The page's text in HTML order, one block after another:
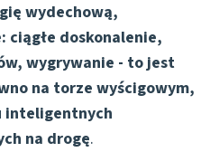
wydechową,
ciągłe doskonalenie,
wygrywanie - to jest
na torze wyścigowym,
inteligentnych
na drogę.